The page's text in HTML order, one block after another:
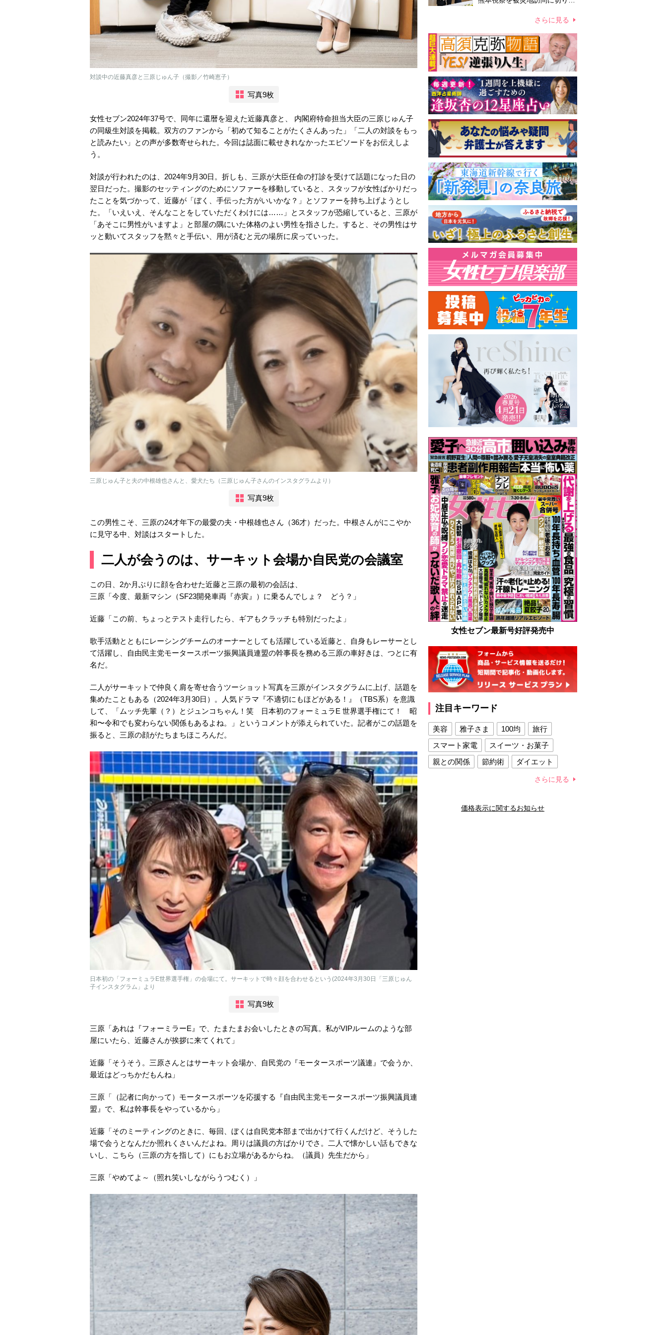
対談中の近藤真彦と三原じゅん子（撮影／竹崎恵子）
写真9枚
女性セブン2024年37号で、同年に還暦を迎えた近藤真彦と、 内閣府特命担当大臣の三原じゅん子
の同級生対談を掲載。双方のファンから「初めて知ることがたくさんあった」「二人の対談をもっ
と読みたい」との声が多数寄せられた。今回は誌面に載せきれなかったエピソードをお伝えしよ
う。
対談が行われたのは、2024年9月30日。折しも、三原が大臣任命の打診を受けて話題になった日の
翌日だった。撮影のセッティングのためにソファーを移動していると、スタッフが女性ばかりだっ
たことを気づかって、近藤が「ぼく、手伝った方がいいかな？」とソファーを持ち上げようとし
た。「いえいえ、そんなことをしていただくわけには……」とスタッフが恐縮していると、三原が
「あそこに男性がいますよ」と部屋の隅にいた体格のよい男性を指さした。すると、その男性はサ
ッと動いてスタッフを黙々と手伝い、用が済むと元の場所に戻っていった。
三原じゅん子と夫の中根雄也さんと、愛犬たち（三原じゅん子さんのインスタグラムより）
写真9枚
この男性こそ、三原の24才年下の最愛の夫・中根雄也さん（36才）だった。中根さんがにこやか
に見守る中、対談はスタートした。
二人が会うのは、サーキット会場か自民党の会議室
この日、2か月ぶりに顔を合わせた近藤と三原の最初の会話は、
三原「今度、最新マシン（SF23開発車両『赤寅』）に乗るんでしょ？ どう？」
近藤「この前、ちょっとテスト走行したら、ギアもクラッチも特別だったよ」
歌手活動とともにレーシングチームのオーナーとしても活躍している近藤と、自身もレーサーとし
て活躍し、自由民主党モータースポーツ振興議員連盟の幹事長を務める三原の車好きは、つとに有
名だ。
二人がサーキットで仲良く肩を寄せ合うツーショット写真を三原がインスタグラムに上げ、話題を
集めたこともある（2024年3月30日）。人気ドラマ『不適切にもほどがある！』（TBS系）を意識
して、「ムッチ先輩（？）とジュンコちゃん！笑 日本初のフォーミュラE 世界選手権にて！ 昭
和〜令和でも変わらない関係もあるよね。」というコメントが添えられていた。記者がこの話題を
振ると、三原の顔がたちまちほころんだ。
日本初の「フォーミュラE世界選手権」の会場にて。サーキットで時々顔を合わせるという(2024年3月30日「三原じゅん
子インスタグラム」より
写真9枚
三原「あれは『フォーミラーE』で、たまたまお会いしたときの写真。私がVIPルームのような部
屋にいたら、近藤さんが挨拶に来てくれて」
近藤「そうそう。三原さんとはサーキット会場か、自民党の『モータースポーツ議連』で会うか、
最近はどっちかだもんね」
三原「（記者に向かって）モータースポーツを応援する『自由民主党モータースポーツ振興議員連
盟』で、私は幹事長をやっているから」
近藤「そのミーティングのときに、毎回、ぼくは自民党本部まで出かけて行くんだけど、そうした
場で会うとなんだか照れくさいんだよね。周りは議員の方ばかりでさ。二人で懐かしい話もできな
いし、こちら（三原の方を指して）にもお立場があるからね。（議員）先生だから」
三原「やめてよ～（照れ笑いしながらうつむく）」
夫妻から受け継ぐ“国民への寄
さらに見る
女性セブン最新号好評発売中
注目キーワード
美容 雅子さま 100均
旅行
スマート家電
スイーツ・お菓子
親との関係
節約術
ダイエット
夫との関係
新津春子 どか食い
さらに見る
価格表示に関するお知らせ